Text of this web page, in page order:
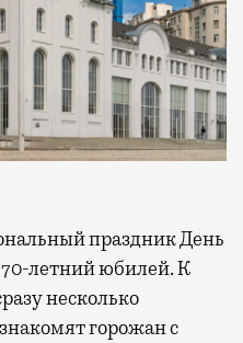
70-летний юбилей. К
несколько
горожан с